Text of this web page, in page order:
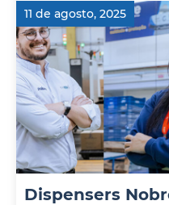
11 de agosto, 2025
Dispensers